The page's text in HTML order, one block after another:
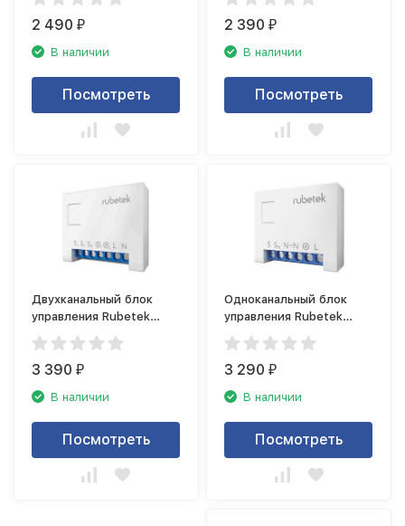
2 490₽
В наличии
Посмотреть
2 390₽
В наличии
Посмотреть
Двухканальный блок
управления Rubetek
RЕ-3315
3 390₽
В наличии
Посмотреть
Одноканальный блок
управления Rubetek
RЕ-3313
3 290₽
В наличии
Посмотреть